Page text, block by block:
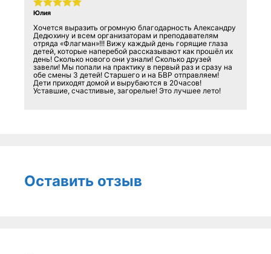
Юлия
Хочется выразить огромную благодарность Александру
Дедюхину и всем организаторам и преподавателям
отряда «Флагман»!!! Вижу каждый день горящие глаза
детей, которые наперебой рассказывают как прошёл их
день! Сколько нового они узнали! Сколько друзей
завели! Мы попали на практику в первый раз и сразу на
обе смены 3 детей! Старшего и на БВР отправляем!
Дети приходят домой и вырубаются в 20часов!
Уставшие, счастливые, загорелые! Это лучшее лето!
Оставить отзыв